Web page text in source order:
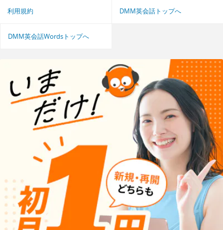
利用規約 DMM英会話トップへ
DMM英会話Wordsトップへ